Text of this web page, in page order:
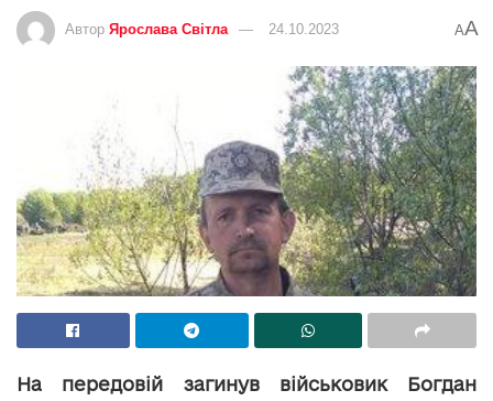
Автор Ярослава Світла 24.10.2023 AA
На передовій загинув військовик Богдан